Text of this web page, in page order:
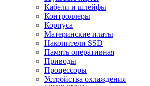
Кабели и шлейфы
Контроллеры
Корпуса
Материнские платы
Накопители SSD
Память оперативная
Приводы
Процессоры
Устройства охлаждения